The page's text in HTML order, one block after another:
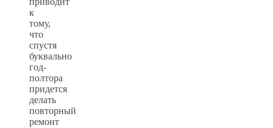
к
тому,
что
спустя
буквально
год-
полтора
придется
делать
повторный
ремонт